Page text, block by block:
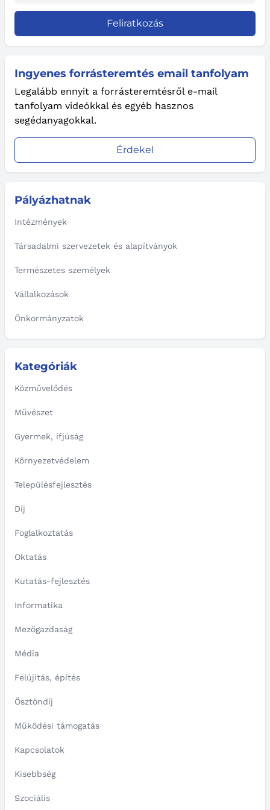
Feliratkozás
Ingyenes forrásteremtés email tanfolyam
Legalább ennyit a forrásteremtésről e-mail
tanfolyam videókkal és egyéb hasznos
segédanyagokkal.
Érdekel
Pályázhatnak
Intézmények
Társadalmi szervezetek és alapítványok
Természetes személyek
Vállalkozások
Önkormányzatok
Kategóriák
Közművelődés
Művészet
Gyermek, ifjúság
Környezetvédelem
Településfejlesztés
Díj
Foglalkoztatás
Oktatás
Kutatás-fejlesztés
Informatika
Mezőgazdaság
Média
Felújítás, építés
Ösztöndíj
Működési támogatás
Kapcsolatok
Kisebbség
Szociális